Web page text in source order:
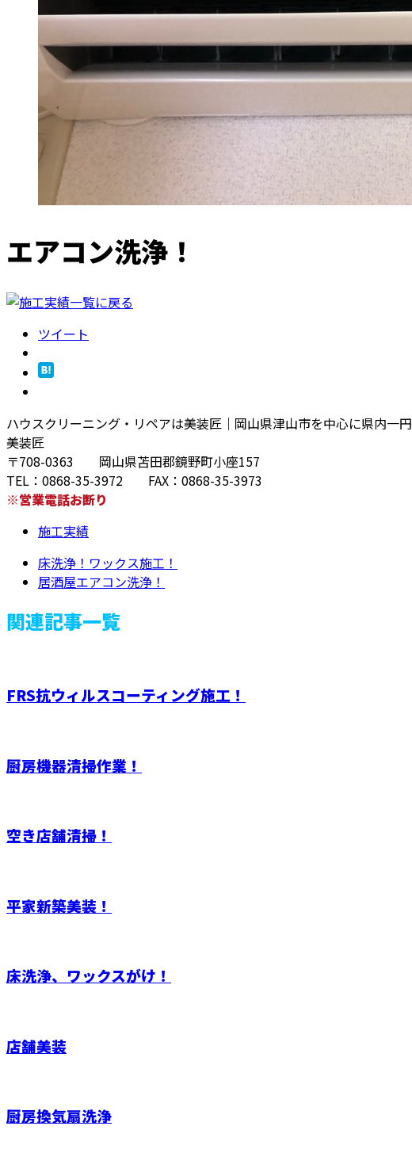
エアコン洗浄！
ツイート
ハウスクリーニング・リペアは美装匠｜岡山県津山市を中心に県内一円
美装匠
〒708-0363 岡山県苫田郡鏡野町小座157
TEL：0868-35-3972 FAX：0868-35-3973
※営業電話お断り
施工実績
床洗浄！ワックス施工！
居酒屋エアコン洗浄！
関連記事一覧
FRS抗ウィルスコーティング施工！
厨房機器清掃作業！
空き店舗清掃！
平家新築美装！
床洗浄、ワックスがけ！
店舗美装
厨房換気扇洗浄